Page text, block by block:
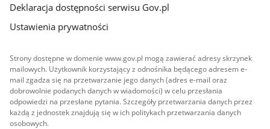
Deklaracja dostępności serwisu Gov.pl
Ustawienia prywatności
Strony dostępne w domenie www.gov.pl mogą zawierać adresy skrzynek
mailowych. Użytkownik korzystający z odnośnika będącego adresem e-
mail zgadza się na przetwarzanie jego danych (adres e-mail oraz
dobrowolnie podanych danych w wiadomości) w celu przesłania
odpowiedzi na przesłane pytania. Szczegóły przetwarzania danych przez
każdą z jednostek znajdują się w ich politykach przetwarzania danych
osobowych.